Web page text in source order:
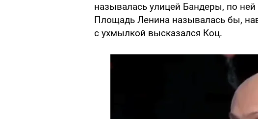
называлась улицей Бандеры, по
Площадь Ленина называлась бы,
с ухмылкой высказался Коц.